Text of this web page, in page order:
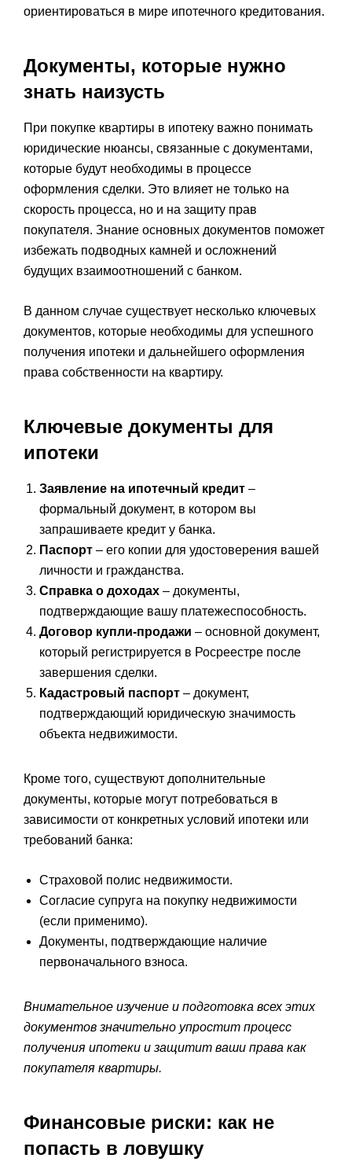
ориентироваться в мире ипотечного кредитования.
Документы, которые нужно
знать наизусть
При покупке квартиры в ипотеку важно понимать
юридические нюансы, связанные с документами,
которые будут необходимы в процессе
оформления сделки. Это влияет не только на
скорость процесса, но и на защиту прав
покупателя. Знание основных документов поможет
избежать подводных камней и осложнений
будущих взаимоотношений с банком.
В данном случае существует несколько ключевых
документов, которые необходимы для успешного
получения ипотеки и дальнейшего оформления
права собственности на квартиру.
Ключевые документы для
ипотеки
Заявление на ипотечный кредит–
формальный документ, в котором вы
запрашиваете кредит у банка.
Паспорт– его копии для удостоверения вашей
личности и гражданства.
Справка о доходах– документы,
подтверждающие вашу платежеспособность.
Договор купли-продажи – основной документ,
который регистрируется в Росреестре после
завершения сделки.
Кадастровый паспорт– документ,
подтверждающий юридическую значимость
объекта недвижимости.
Кроме того, существуют дополнительные
документы, которые могут потребоваться в
зависимости от конкретных условий ипотеки или
требований банка:
Страховой полис недвижимости.
Согласие супруга на покупку недвижимости
(если применимо).
Документы, подтверждающие наличие
первоначального взноса.
Внимательное изучение и подготовка всех этих
документов значительно упростит процесс
получения ипотеки и защитит ваши права как
покупателя квартиры.
Финансовые риски: как не
попасть в ловушку